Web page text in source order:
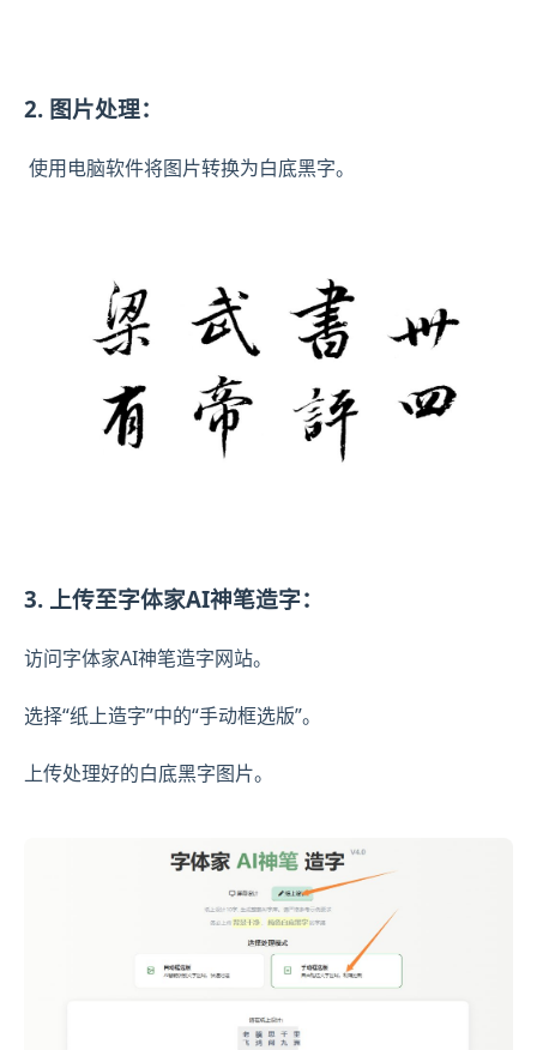
2. 图片处理：
使用电脑软件将图片转换为白底黑字。
3. 上传至字体家AI神笔造字：
访问字体家AI神笔造字网站。
选择“纸上造字”中的“手动框选版”。
上传处理好的白底黑字图片。